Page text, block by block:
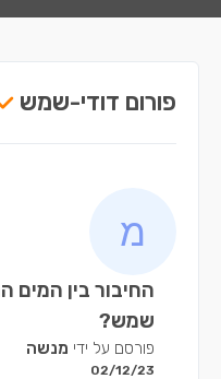
פורום דודי-שמש
החיבור בין המים
שמש?
פורסם על ידי מנשה
02/12/23